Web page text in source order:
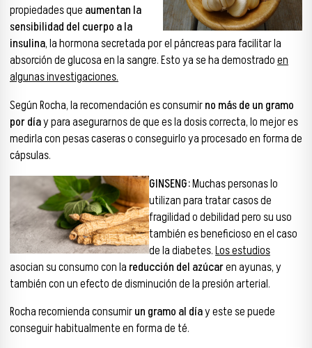
propiedades que aumentan la
sensibilidad del cuerpo a la
insulina, la hormona secretada por el páncreas para facilitar la
absorción de glucosa en la sangre. Esto ya se ha demostradoen
algunas investigaciones.
Según Rocha, la recomendación es consumirno más de un gramo
por díay para asegurarnos de que es la dosis correcta, lo mejor es
medirla con pesas caseras o conseguirlo ya procesado en forma de
cápsulas.
GINSENG:Muchas personas lo
utilizan para tratar casos de
fragilidad o debilidad pero su uso
también es beneficioso en el caso
de la diabetes.Los estudios
asocian su consumo con la reducción del azúcaren ayunas, y
también con un efecto de disminución de la presión arterial.
Rocha recomienda consumirun gramo al díay este se puede
conseguir habitualmente en forma de té.